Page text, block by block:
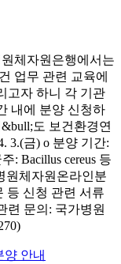
체자원은행에서는
업무 관련 교육에
고자 하니 각 기관
내에 분양 신청하
도 보건환경연
3.(금) o 분양 기간:
: Bacillus cereus 등
원체자원온라인분
등 신청 관련 서류
련 문의: 국가병원
양 안내